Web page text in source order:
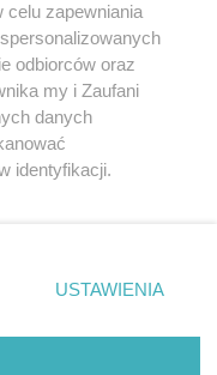
na ul
sięz nami
celu zapewniania
odbiorców oraz
my i Zaufani
danych
identyfikacji.
prywatności
strony
zgody
się takiemu
USTAWIENIA